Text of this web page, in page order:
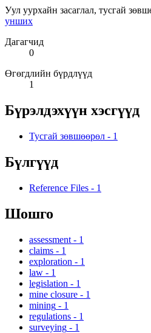
Уул уурхайн засаглал, тусгай
унших
Дагагчид
0
Өгөгдлийн бүрдлүүд
1
Бүрэлдэхүүн хэсгүүд
Тусгай зөвшөөрөл - 1
Бүлгүүд
Reference Files - 1
Шошго
assessment - 1
claims - 1
exploration - 1
law - 1
legislation - 1
mine closure - 1
mining - 1
regulations - 1
surveying - 1